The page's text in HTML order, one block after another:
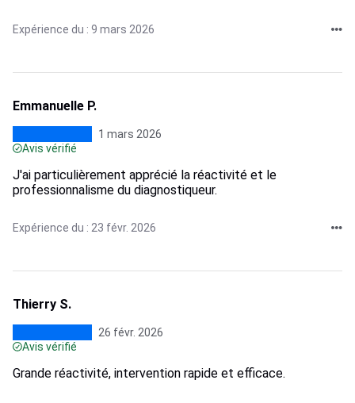
Expérience du : 9 mars 2026
Emmanuelle P.
1 mars 2026
Avis vérifié
J'ai particulièrement apprécié la réactivité et le
professionnalisme du diagnostiqueur.
Expérience du : 23 févr. 2026
Thierry S.
26 févr. 2026
Avis vérifié
Grande réactivité, intervention rapide et efficace.